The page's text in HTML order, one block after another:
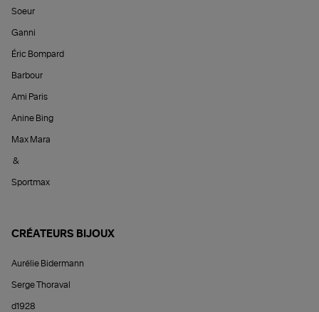
Soeur
Ganni
Éric Bompard
Barbour
Ami Paris
Anine Bing
Max Mara
&
Sportmax
CRÉATEURS BIJOUX
Aurélie Bidermann
Serge Thoraval
d1928